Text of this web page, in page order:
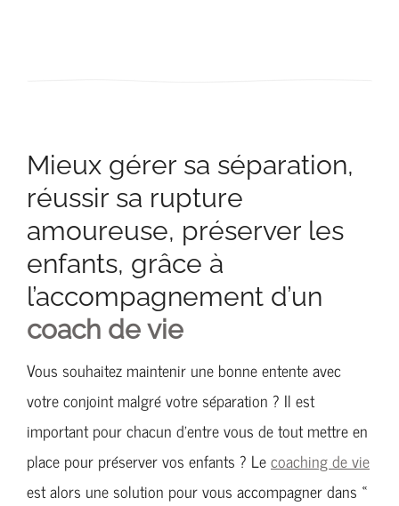
Mieux gérer sa séparation,
réussir sa rupture
amoureuse, préserver les
enfants, grâce à
l’accompagnement d’un
coach de vie
Vous souhaitez maintenir une bonne entente avec
votre conjoint malgré votre séparation ? Il est
important pour chacun d’entre vous de tout mettre en
place pour préserver vos enfants ? Lecoaching de vie
est alors une solution pour vous accompagner dans «